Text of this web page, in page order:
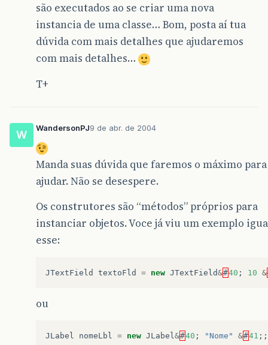
são executados ao se criar uma nova
instancia de uma classe… Bom, posta aí tua
dúvida com mais detalhes que ajudaremos
com mais detalhes…
T+
W
WandersonPJ9 de abr. de 2004
Manda suas dúvida que faremos o máximo
ajudar. Não se desespere.
Os construtores são “métodos” próprios para
instanciar objetos. Voce já viu um exemplo
esse:
JTextField textoFld = new JTextField&#40 ; 10 &
ou
JLabel nomeLbl = new JLabel&#40 ; "Nome" &#41 ;;